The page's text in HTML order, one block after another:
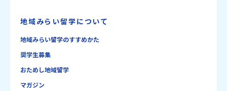
地域みらい留学について
地域みらい留学のすすめかた
奨学生募集
おためし地域留学
マガジン